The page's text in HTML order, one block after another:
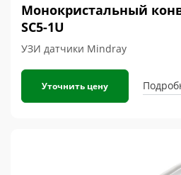
Монокристальный
SC5-1U
УЗИ датчики Mindray
Уточнить цену